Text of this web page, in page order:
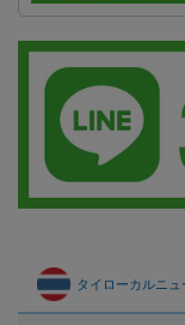
タイローカルニュ